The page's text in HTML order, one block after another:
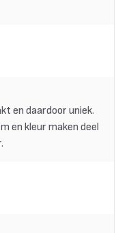
en daardoor uniek.
en kleur maken deel